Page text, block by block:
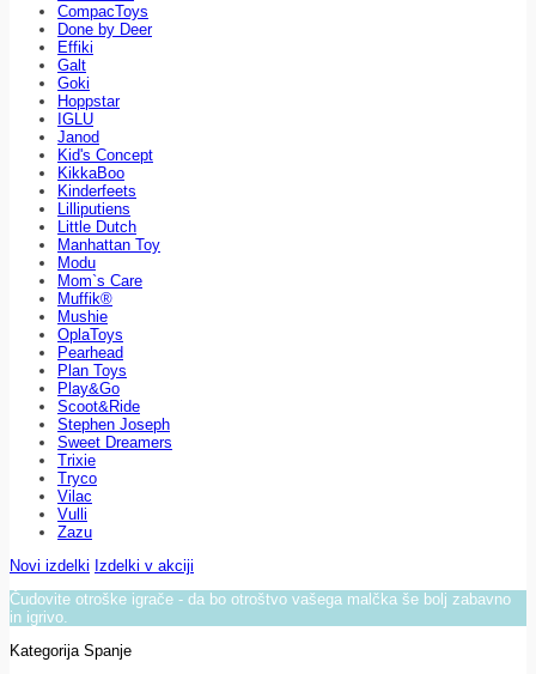
CompacToys
Done by Deer
Effiki
Galt
Goki
Hoppstar
IGLU
Janod
Kid's Concept
KikkaBoo
Kinderfeets
Lilliputiens
Little Dutch
Manhattan Toy
Modu
Mom`s Care
Muffik®
Mushie
OplaToys
Pearhead
Plan Toys
Play&Go
Scoot&Ride
Stephen Joseph
Sweet Dreamers
Trixie
Tryco
Vilac
Vulli
Zazu
Novi izdelki Izdelki v akciji
Čudovite otroške igrače - da bo otroštvo vašega malčka še bolj zabavno
in igrivo.
Kategorija Spanje